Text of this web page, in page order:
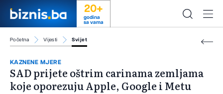
20+
godina
sa vama
Početna Vijesti Svijet
KAZNENE MJERE
SAD prijete oštrim carinama zemljama
koje oporezuju Apple, Google i Metu